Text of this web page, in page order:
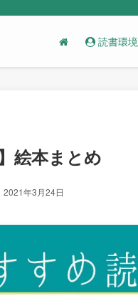
読書環境
絵本まとめ
2021年3月24日